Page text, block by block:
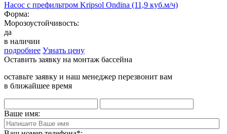
Насос с префильтром Kripsol Ondina (11,9 куб.м/ч)
Форма:
Морозоустойчивость:
да
в наличии
подробнее Узнать цену
Оставить заявку на монтаж бассейна
оставьте заявку и наш менеджер перезвонит вам
в ближайшее время
Ваше имя: